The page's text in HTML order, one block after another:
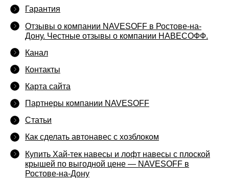
Гарантия
Отзывы о компании NAVESOFF в Ростове-на-
Дону. Честные отзывы о компании НАВЕСОФФ.
Канал
Контакты
Карта сайта
Партнеры компании NAVESOFF
Статьи
Как сделать автонавес с хозблоком
Купить Хай-тек навесы и лофт навесы с плоской
крышей по выгодной цене — NAVESOFF в
Ростове-на-Дону